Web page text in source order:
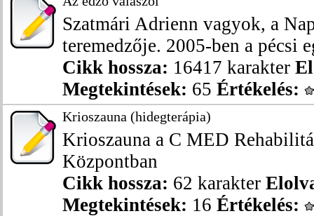
Szatmári Adrienn vagyok, a
teremedzője. 2005-ben a pécsi
Cikk hossza: 16417 karakter
Megtekintések: 65 Értékelés:
Krioszauna (hidegterápia)
Krioszauna a C MED
Központban
Cikk hossza: 62 karakter
Megtekintések: 16 Értékelés: